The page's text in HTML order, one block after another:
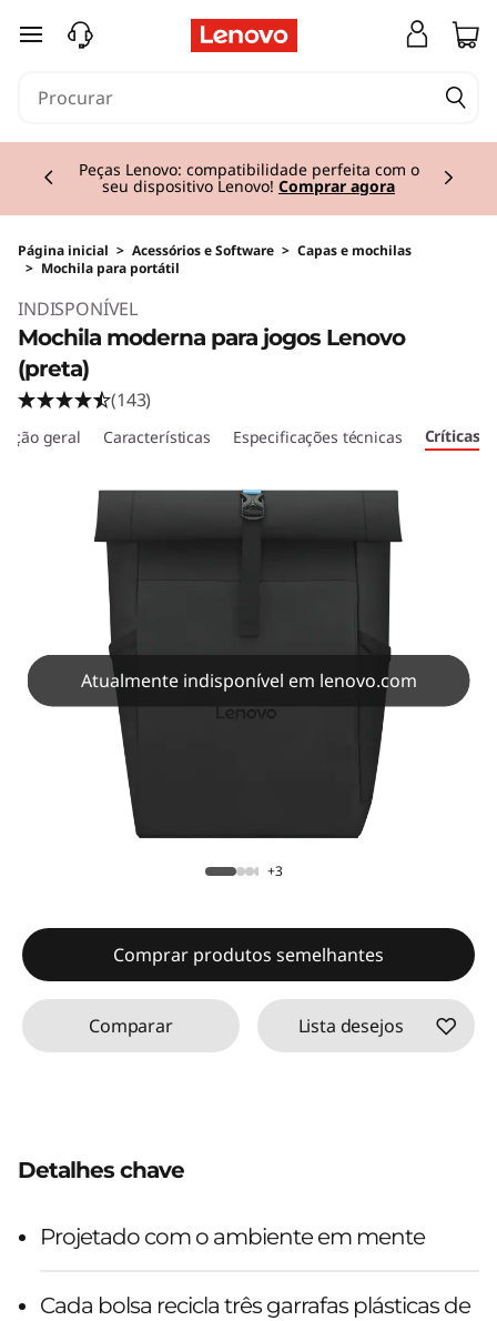
saltar para o conteúdo principal
Peças Lenovo: compatibilidade perfeita com o
seu dispositivo Lenovo! Comprar agora
Página inicial > Acessórios e Software > Capas e mochilas
> Mochila para portátil
INDISPONÍVEL
Mochila moderna para jogos Lenovo
(preta)
(143)
geral Características Especificações técnicas Críticas
Atualmente indisponível em lenovo.com
+3
Comprar produtos semelhantes
Comparar Lista desejos
Detalhes chave
Projetado com o ambiente em mente
Cada bolsa recicla três garrafas plásticas de